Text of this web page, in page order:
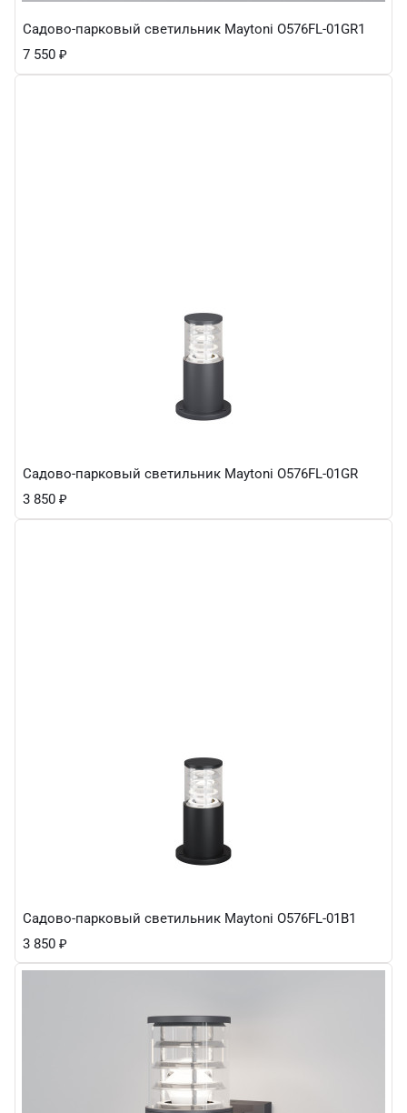
Садово-парковый светильник Maytoni O576FL-01GR1
7 550 ₽
Садово-парковый светильник Maytoni O576FL-01GR
3 850 ₽
Садово-парковый светильник Maytoni O576FL-01B1
3 850 ₽